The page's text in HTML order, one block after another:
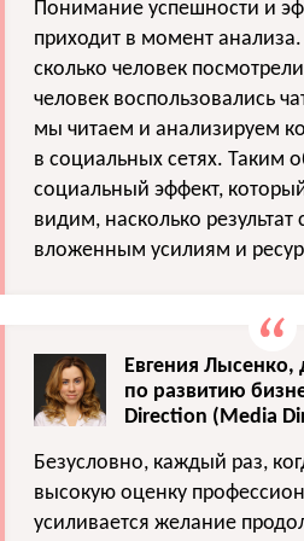
Понимание успешности и
приходит в момент
сколько человек
человек воспользовались
мы читаем и анализируем
в социальных сетях. Таким
социальный эффект,
видим, насколько результат
вложенным усилиям и
Евгения Лысенко,
по развитию
Direction (Media
Безусловно, каждый раз,
высокую оценку
усиливается желание